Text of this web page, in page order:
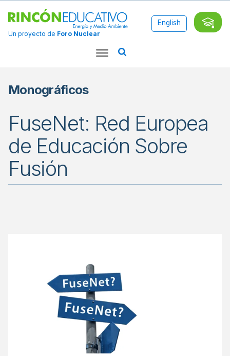
Un proyecto de Foro Nuclear
English
Monográficos
FuseNet: Red Europea
de Educación Sobre
Fusión